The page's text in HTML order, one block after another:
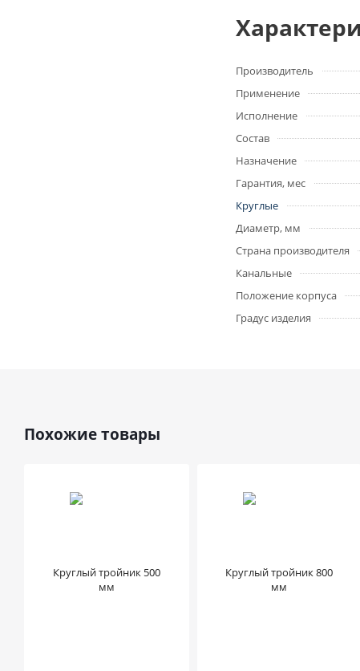
Производитель
Применение
Исполнение
Состав
Назначение
Гарантия, мес
Круглые
Диаметр, мм
Страна производителя
Канальные
Положение корпуса
Градус изделия
Похожие товары
Круглый тройник 500
мм
Круглый тройник 800
мм